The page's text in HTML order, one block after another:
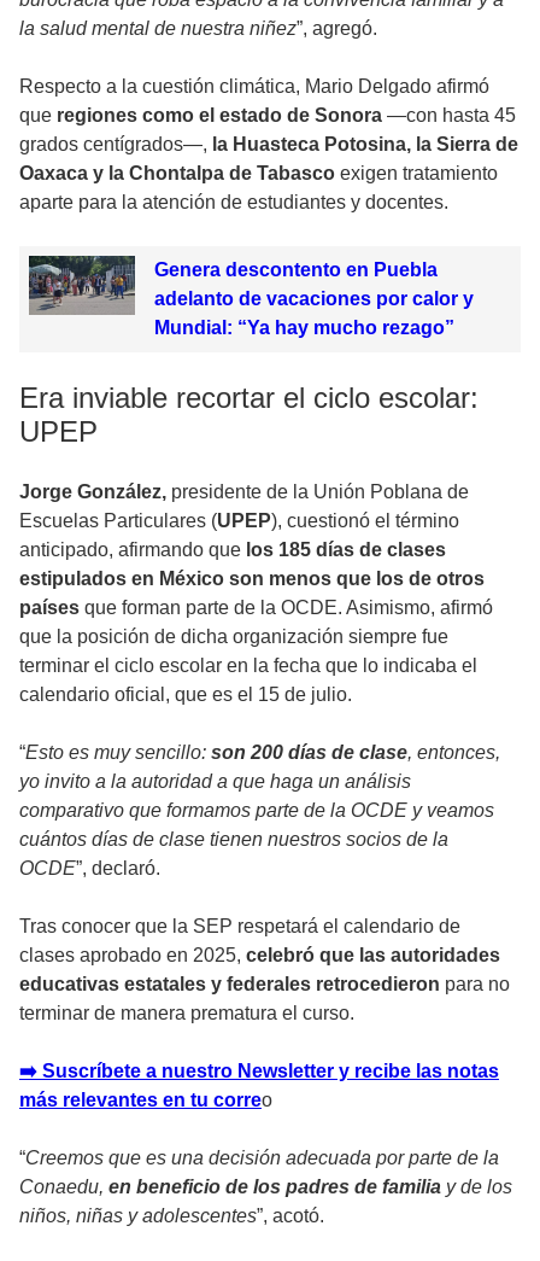
la salud mental de nuestra niñez”, agregó.
Respecto a la cuestión climática, Mario Delgado afirmó
que regiones como el estado de Sonora —con hasta 45
grados centígrados—, la Huasteca Potosina, la Sierra de
Oaxaca y la Chontalpa de Tabasco exigen tratamiento
aparte para la atención de estudiantes y docentes.
Genera descontento en Puebla
adelanto de vacaciones por calor y
Mundial: “Ya hay mucho rezago”
Era inviable recortar el ciclo escolar:
UPEP
Jorge González, presidente de la Unión Poblana de
Escuelas Particulares (UPEP), cuestionó el término
anticipado, afirmando que los 185 días de clases
estipulados en México son menos que los de otros
países que forman parte de la OCDE. Asimismo, afirmó
que la posición de dicha organización siempre fue
terminar el ciclo escolar en la fecha que lo indicaba el
calendario oficial, que es el 15 de julio.
“Esto es muy sencillo: son 200 días de clase, entonces,
yo invito a la autoridad a que haga un análisis
comparativo que formamos parte de la OCDE y veamos
cuántos días de clase tienen nuestros socios de la
OCDE”, declaró.
Tras conocer que la SEP respetará el calendario de
clases aprobado en 2025, celebró que las autoridades
educativas estatales y federales retrocedieron para no
terminar de manera prematura el curso.
➡️ Suscríbete a nuestro Newsletter y recibe las notas
más relevantes en tu correo
“Creemos que es una decisión adecuada por parte de la
Conaedu, en beneficio de los padres de familia y de los
niños, niñas y adolescentes”, acotó.